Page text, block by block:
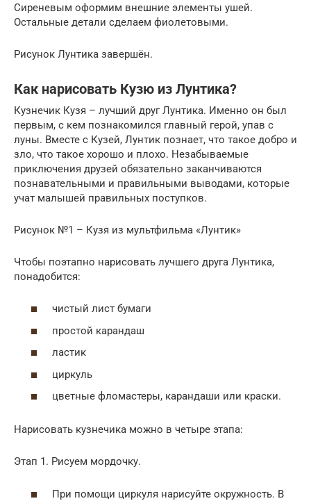
Сиреневым оформим внешние элементы ушей.
Остальные детали сделаем фиолетовыми.
Рисунок Лунтика завершён.
Как нарисовать Кузю из Лунтика?
Кузнечик Кузя – лучший друг Лунтика. Именно он был
первым, с кем познакомился главный герой, упав с
луны. Вместе с Кузей, Лунтик познает, что такое добро и
зло, что такое хорошо и плохо. Незабываемые
приключения друзей обязательно заканчиваются
познавательными и правильными выводами, которые
учат малышей правильных поступков.
Рисунок №1 – Кузя из мультфильма «Лунтик»
Чтобы поэтапно нарисовать лучшего друга Лунтика,
понадобится:
чистый лист бумаги
простой карандаш
ластик
циркуль
цветные фломастеры, карандаши или краски.
Нарисовать кузнечика можно в четыре этапа:
Этап 1. Рисуем мордочку.
При помощи циркуля нарисуйте окружность. В